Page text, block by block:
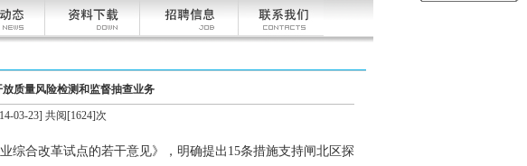
质量风险检测和监督抽查业务
03-23] 共阅[1624]次
综合改革试点的若干意见》，明确提出15条措施支持闸北区探